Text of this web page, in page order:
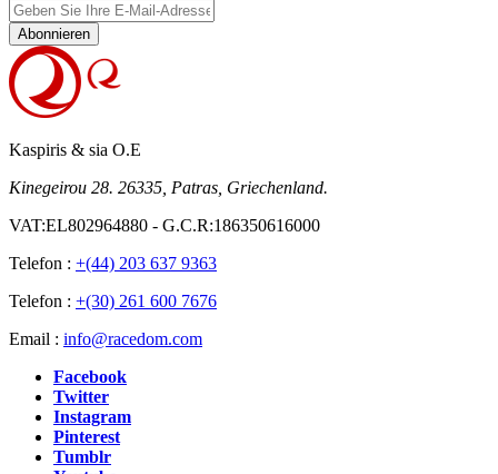
Abonnieren
Kaspiris & sia O.E
Kinegeirou 28. 26335, Patras, Griechenland.
VAT:EL802964880 - G.C.R:186350616000
Telefon : +(44) 203 637 9363
Telefon : +(30) 261 600 7676
Email : info@racedom.com
Facebook
Twitter
Instagram
Pinterest
Tumblr